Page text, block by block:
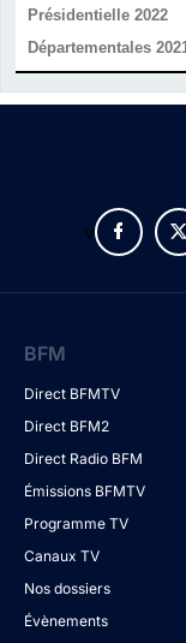
Présidentielle 2022
Départementales
v
BFM
Direct BFMTV
Direct BFM2
Direct Radio BFM
Émissions BFMTV
Programme TV
Canaux TV
Nos dossiers
Évènements